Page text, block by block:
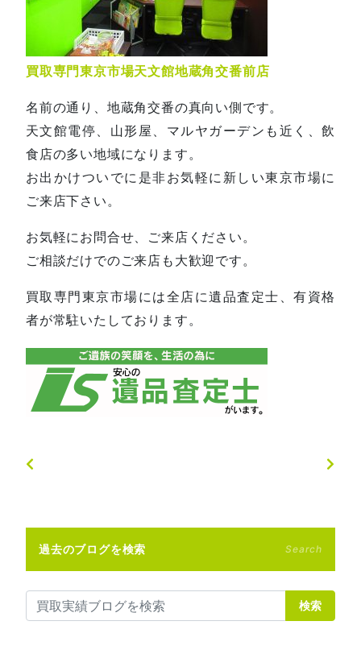
買取専門東京市場天文館地蔵角交番前店
名前の通り、地蔵角交番の真向い側です。
天文館電停、山形屋、マルヤガーデンも近く、飲
食店の多い地域になります。
お出かけついでに是非お気軽に新しい東京市場に
ご来店下さい。
お気軽にお問合せ、ご来店ください。
ご相談だけでのご来店も大歓迎です。
買取専門東京市場には全店に遺品査定士、有資格
者が常駐いたしております。
過去のブログを検索 Search
検索